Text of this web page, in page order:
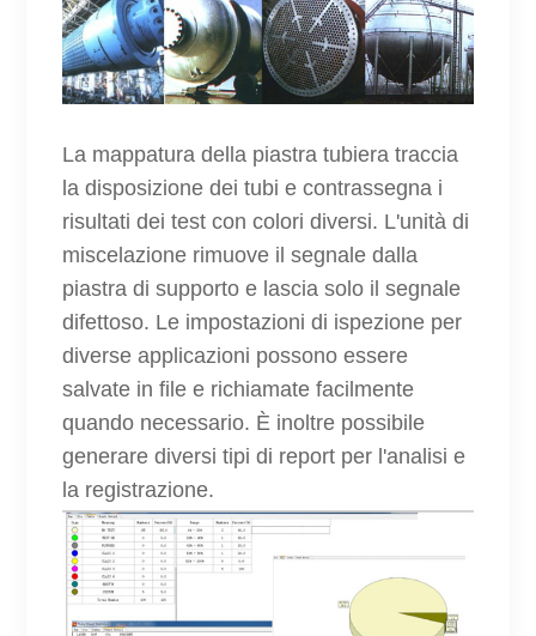
La mappatura della piastra tubiera traccia
la disposizione dei tubi e contrassegna i
risultati dei test con colori diversi. L'unità di
miscelazione rimuove il segnale dalla
piastra di supporto e lascia solo il segnale
difettoso. Le impostazioni di ispezione per
diverse applicazioni possono essere
salvate in file e richiamate facilmente
quando necessario. È inoltre possibile
generare diversi tipi di report per l'analisi e
la registrazione.